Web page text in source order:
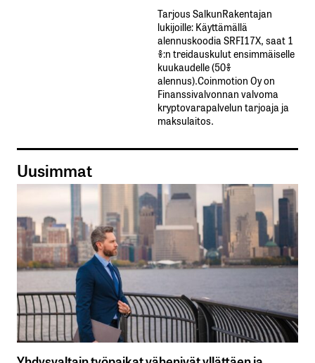
Tarjous SalkunRakentajan
lukijoille: Käyttämällä​ ​
alennuskoodia​ ​SRFI17X,​ ​saat​ ​1
%:n treidauskulut​ ​ensimmäiselle​ ​
kuukaudelle​ ​(50%​ ​
alennus).Coinmotion Oy on
Finanssivalvonnan valvoma
kryptovarapalvelun tarjoaja ja
maksulaitos.
Uusimmat